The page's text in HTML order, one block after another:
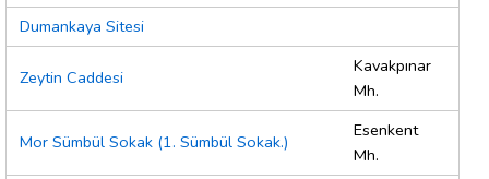
Dumankaya Sitesi
Zeytin Caddesi
Kavakpınar
Mh.
Mor Sümbül Sokak (1. Sümbül Sokak.)
Esenkent
Mh.